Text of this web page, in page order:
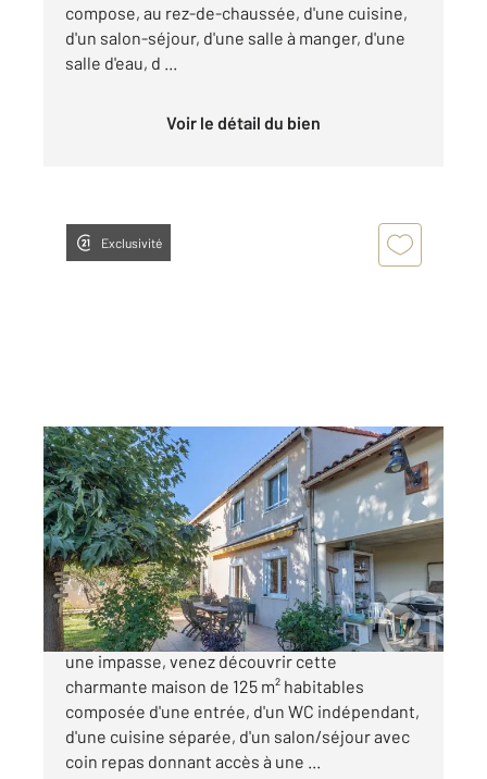
compose, au rez-de-chaussée, d'une cuisine,
d'un salon-séjour, d'une salle à manger, d'une
salle d'eau, d ...
Voir le détail du bien
Exclusivité
ALBI 81
125 m2, 6 pièces
Ref : 12952
Maison à vendre
259 000 €
ALBI proche Stadium, idéalement située dans
une impasse, venez découvrir cette
charmante maison de 125 m² habitables
composée d'une entrée, d'un WC indépendant,
d'une cuisine séparée, d'un salon/séjour avec
coin repas donnant accès à une ...